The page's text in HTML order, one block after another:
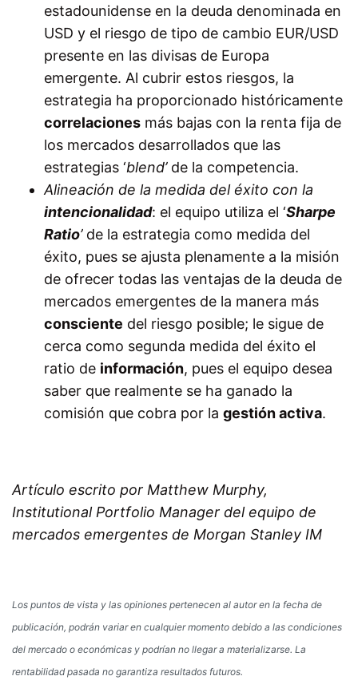
estadounidense en la deuda denominada en
USD y el riesgo de tipo de cambio EUR/USD
presente en las divisas de Europa
emergente. Al cubrir estos riesgos, la
estrategia ha proporcionado históricamente
correlaciones más bajas con la renta fija de
los mercados desarrollados que las
estrategias ‘blend’ de la competencia.
Alineación de la medida del éxito con la
intencionalidad: el equipo utiliza el ‘Sharpe
Ratio’de la estrategia como medida del
éxito, pues se ajusta plenamente a la misión
de ofrecer todas las ventajas de la deuda de
mercados emergentes de la manera más
consciente del riesgo posible; le sigue de
cerca como segunda medida del éxito el
ratio de información, pues el equipo desea
saber que realmente se ha ganado la
comisión que cobra por la gestión activa.
Artículo escrito por Matthew Murphy,
Institutional Portfolio Manager del equipo de
mercados emergentes de Morgan Stanley IM
Los puntos de vista y las opiniones pertenecen al autor en la fecha de
publicación, podrán variar en cualquier momento debido a las condiciones
del mercado o económicas y podrían no llegar a materializarse. La
rentabilidad pasada no garantiza resultados futuros.